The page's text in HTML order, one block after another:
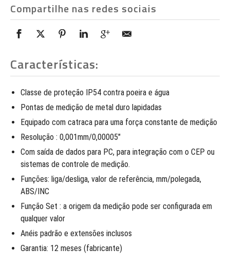
Compartilhe nas redes sociais
Características:
Classe de proteção IP54 contra poeira e água
Pontas de medição de metal duro lapidadas
Equipado com catraca para uma força constante de medição
Resolução : 0,001mm/0,00005″
Com saída de dados para PC, para integração com o CEP ou
sistemas de controle de medição.
Funções: liga/desliga, valor de referência, mm/polegada,
ABS/INC
Função Set : a origem da medição pode ser configurada em
qualquer valor
Anéis padrão e extensões inclusos
Garantia: 12 meses (fabricante)